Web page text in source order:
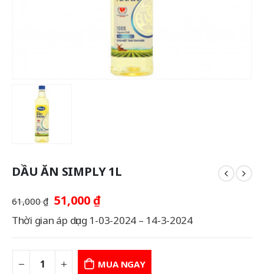
DẦU ĂN SIMPLY 1L
61,000₫ Giá
gốc
là:
61,000 ₫.
51,000 ₫Giá
hiện
tại
là:
51,000 ₫.
Thời gian áp dụng 1-03-2024 – 14-3-2024
MUA NGAY